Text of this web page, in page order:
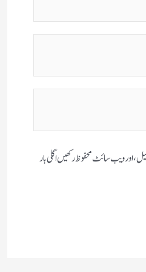
اور ویب سائٹ محفوظ رکھیں اگلی بار